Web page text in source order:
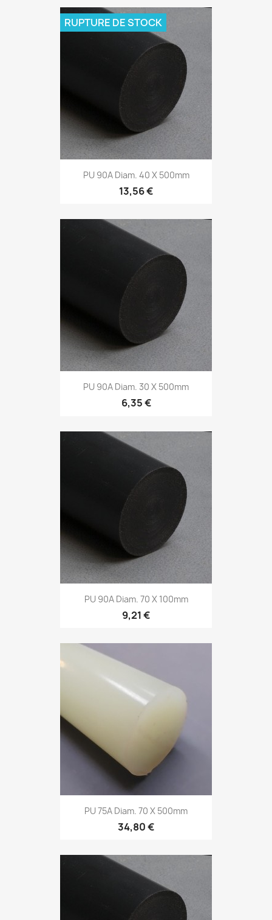
PU 90A Diam. 40 X 500mm
13,56 €
RUPTURE DE STOCK
PU 90A Diam. 30 X 500mm
6,35 €
PU 90A Diam. 70 X 100mm
9,21 €
PU 75A Diam. 70 X 500mm
34,80 €